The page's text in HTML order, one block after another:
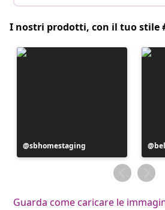
I nostri prodotti, con il tuo stile
Post
pubblicato
sbhomestaging
da
Guarda come caricare le